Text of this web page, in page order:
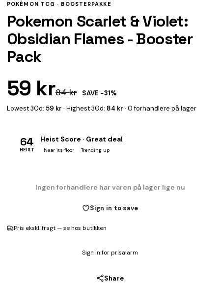
POKÉMON TCG · BOOSTERPAKKE
Pokemon Scarlet & Violet:
Obsidian Flames - Booster
Pack
59 kr84 kr
SAVE −31%
Lowest 30d: 59 kr · Highest 30d: 84 kr · 0 forhandlere på lager
64
HEIST
Heist Score · Great deal
Near its floor Trending up
Ingen forhandlere har varen på lager lige nu
Sign in to save
Pris ekskl. fragt — se hos butikken
Sign in for prisalarm
Share